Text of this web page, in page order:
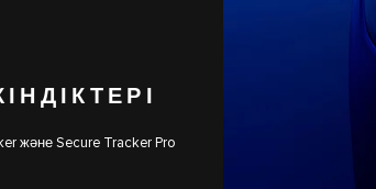
және Secure Tracker Pro